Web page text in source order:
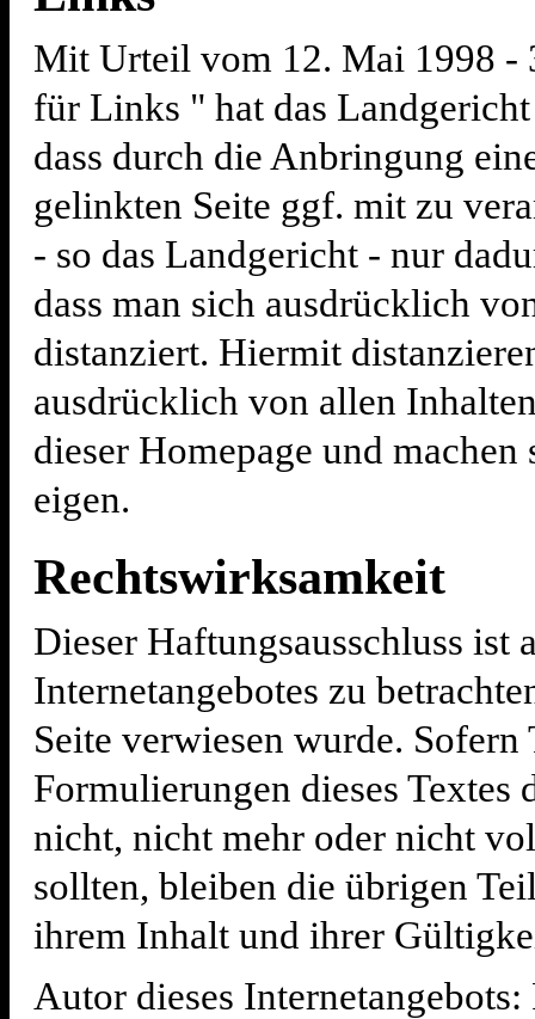
Mit Urteil vom 12. Mai 1998 -
für Links " hat das
dass durch die Anbringung
gelinkten Seite ggf. mit zu
- so das Landgericht - nur
dass man sich ausdrücklich
distanziert. Hiermit
ausdrücklich von allen
dieser Homepage und
eigen.
Rechtswirksamkeit
Dieser Haftungsausschluss ist
Internetangebotes zu
Seite verwiesen wurde. Sofern
Formulierungen dieses Textes
nicht, nicht mehr oder nicht
sollten, bleiben die übrigen
ihrem Inhalt und ihrer
Autor dieses